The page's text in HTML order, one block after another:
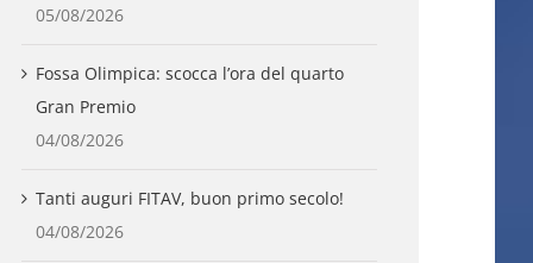
05/08/2026
Fossa Olimpica: scocca l’ora del quarto
Gran Premio
04/08/2026
Tanti auguri FITAV, buon primo secolo!
04/08/2026